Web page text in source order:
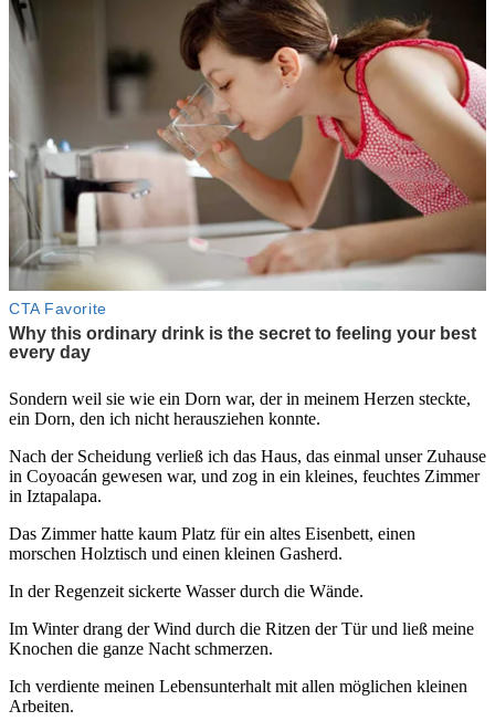
Sondern weil sie wie ein Dorn war, der in meinem Herzen steckte,
ein Dorn, den ich nicht herausziehen konnte.
Nach der Scheidung verließ ich das Haus, das einmal unser Zuhause
in Coyoacán gewesen war, und zog in ein kleines, feuchtes Zimmer
in Iztapalapa.
Das Zimmer hatte kaum Platz für ein altes Eisenbett, einen
morschen Holztisch und einen kleinen Gasherd.
In der Regenzeit sickerte Wasser durch die Wände.
Im Winter drang der Wind durch die Ritzen der Tür und ließ meine
Knochen die ganze Nacht schmerzen.
Ich verdiente meinen Lebensunterhalt mit allen möglichen kleinen
Arbeiten.